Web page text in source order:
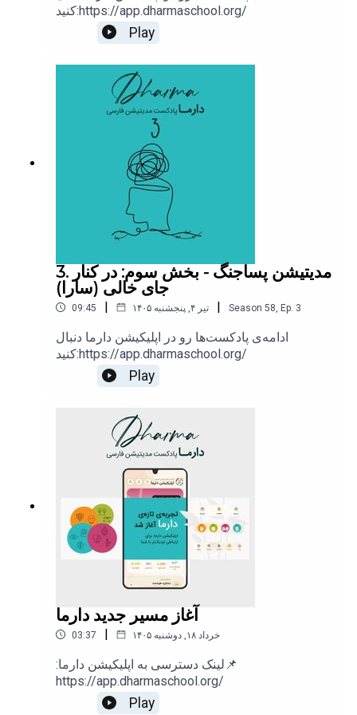
وب سایت دارما
#دارما_مدیتیشن
#dharmameditation
https://app.dharmaschool.org/
کنید:https://app.dharmaschool.org/
Play
3. مدیتیشن پساجنگ - بخش سوم: در کنار
جای خالی (سارا)
09:45 | ۱۴۰۵ تیر ۴, پنجشنبه | Season 58, Ep. 3
ادامه‌ی پادکست‌ها رو در اپلیکیشن دارما دنبال
کنید:https://app.dharmaschool.org/
Play
آغاز مسیر جدید دارما
03:37 | ۱۴۰۵ خرداد ۱۸, دوشنبه
:لینک دسترسی به اپلیکیشن دارما📌
https://app.dharmaschool.org/
Play